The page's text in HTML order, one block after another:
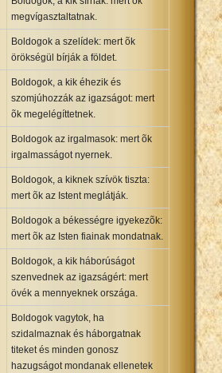
megvígasztaltatnak.
Boldogok a szelídek: mert õk
örökségül bírják a földet.
Boldogok, a kik éhezik és
szomjúhozzák az igazságot: mert
õk megelégíttetnek.
Boldogok az irgalmasok: mert õk
irgalmasságot nyernek.
Boldogok, a kiknek szívök tiszta:
mert õk az Istent meglátják.
Boldogok a békességre igyekezõk:
mert õk az Isten fiainak mondatnak.
Boldogok, a kik háborúságot
szenvednek az igazságért: mert
övék a mennyeknek országa.
Boldogok vagytok, ha
szidalmaznak és háborgatnak
titeket és minden gonosz
hazugságot mondanak ellenetek